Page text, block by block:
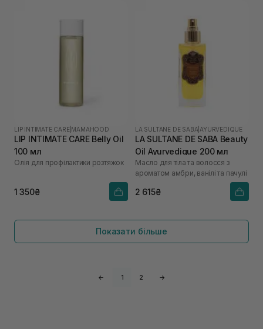
LIP INTIMATE CARE| MAMAHOOD
LIP INTIMATE CARE Belly Oil
100 мл
Олія для профілактики розтяжок
1 350₴
LA SULTANE DE SABA |AYURVEDIQUE
LA SULTANE DE SABA Beauty
Oil Ayurvedique 200 мл
Масло для тіла та волосся з
ароматом амбри, ванілі та пачулі
2 615₴
Показати більше
← 1 2 →